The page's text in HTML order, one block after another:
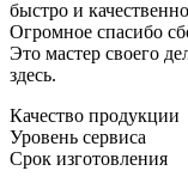
быстро и
Огромное спасибо
Это мастер своего
здесь.
Качество продукции
Уровень сервиса
Срок изготовления